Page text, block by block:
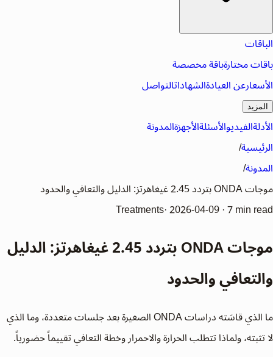
الباقات
باقات مختارةباقة مخصصة
الأسعارعن العيادةالشهاداتالتواصل
المزيد
الأدلةالفيديوالأسئلةالأجهزةالمدونة
الرئيسية/
المدونة/
موجات ONDA بتردد 2.45 غيغاهرتز: الدليل والتعافي والحدود
Treatments·2026-04-09·7 min read
موجات ONDA بتردد 2.45 غيغاهرتز: الدليل
والتعافي والحدود
ما الذي قاسَته دراسات ONDA الصغيرة بعد جلسات متعددة، وما الذي
لا تثبته، ولماذا تتطلب الحرارة والاحمرار وخطة التعافي تقييماً حضورياً.